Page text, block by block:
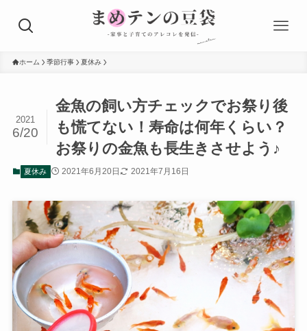
ホーム 季節行事 夏休み
金魚の飼い方チェックでお祭り後
も慌てない！寿命は何年くらい？
お祭りの金魚も長生きさせよう♪
2021
6/20
夏休み 2021年6月20日 2021年7月16日